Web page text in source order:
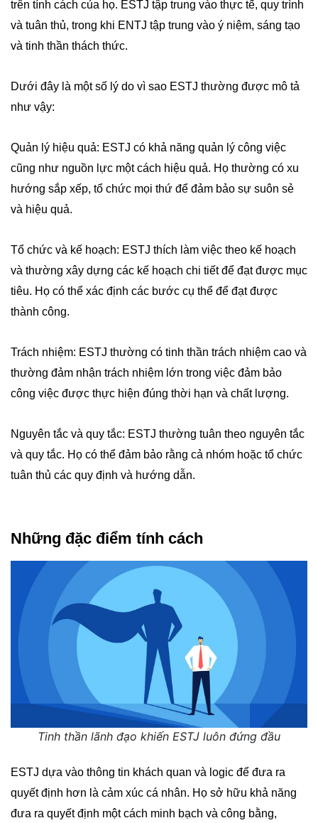
trên tính cách của họ. ESTJ tập trung vào thực tế, quy trình
và tuân thủ, trong khi ENTJ tập trung vào ý niệm, sáng tạo
và tinh thần thách thức.
Dưới đây là một số lý do vì sao ESTJ thường được mô tả
như vậy:
Quản lý hiệu quả: ESTJ có khả năng quản lý công việc
cũng như nguồn lực một cách hiệu quả. Họ thường có xu
hướng sắp xếp, tổ chức mọi thứ để đảm bảo sự suôn sẻ
và hiệu quả.
Tổ chức và kế hoạch: ESTJ thích làm việc theo kế hoạch
và thường xây dựng các kế hoạch chi tiết để đạt được mục
tiêu. Họ có thể xác định các bước cụ thể để đạt được
thành công.
Trách nhiệm: ESTJ thường có tinh thần trách nhiệm cao và
thường đảm nhận trách nhiệm lớn trong việc đảm bảo
công việc được thực hiện đúng thời hạn và chất lượng.
Nguyên tắc và quy tắc: ESTJ thường tuân theo nguyên tắc
và quy tắc. Họ có thể đảm bảo rằng cả nhóm hoặc tổ chức
tuân thủ các quy định và hướng dẫn.
Những đặc điểm tính cách
Tinh thần lãnh đạo khiến ESTJ luôn đứng đầu
ESTJ dựa vào thông tin khách quan và logic để đưa ra
quyết định hơn là cảm xúc cá nhân. Họ sở hữu khả năng
đưa ra quyết định một cách minh bạch và công bằng,